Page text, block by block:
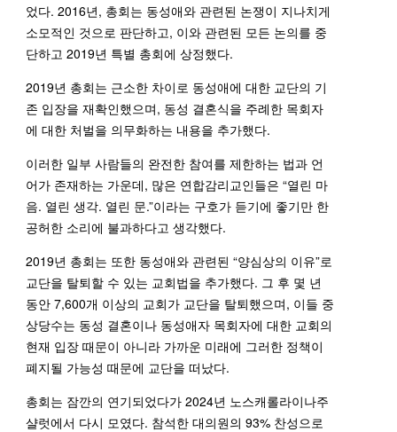
었다. 2016년, 총회는 동성애와 관련된 논쟁이 지나치게
소모적인 것으로 판단하고, 이와 관련된 모든 논의를 중
단하고 2019년 특별 총회에 상정했다.
2019년 총회는 근소한 차이로 동성애에 대한 교단의 기
존 입장을 재확인했으며, 동성 결혼식을 주례한 목회자
에 대한 처벌을 의무화하는 내용을 추가했다.
이러한 일부 사람들의 완전한 참여를 제한하는 법과 언
어가 존재하는 가운데, 많은 연합감리교인들은 “열린 마
음. 열린 생각. 열린 문.”이라는 구호가 듣기에 좋기만 한
공허한 소리에 불과하다고 생각했다.
2019년 총회는 또한 동성애와 관련된 “양심상의 이유”로
교단을 탈퇴할 수 있는 교회법을 추가했다. 그 후 몇 년
동안 7,600개 이상의 교회가 교단을 탈퇴했으며, 이들 중
상당수는 동성 결혼이나 동성애자 목회자에 대한 교회의
현재 입장 때문이 아니라 가까운 미래에 그러한 정책이
폐지될 가능성 때문에 교단을 떠났다.
총회는 잠깐의 연기되었다가 2024년 노스캐롤라이나주
샬럿에서 다시 모였다. 참석한 대의원의 93% 찬성으로